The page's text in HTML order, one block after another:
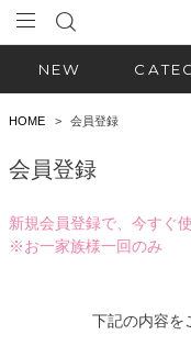
NEW
HOME 会員登録
会員登録
新規会員登録で、今すぐ
※お一家族様一回のみ
下記の内容を